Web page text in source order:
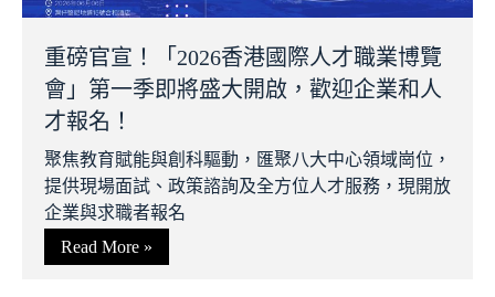
重磅官宣！「2026香港國際人才職業博覽
會」第一季即將盛大開啟，歡迎企業和人
才報名！
聚焦教育賦能與創科驅動，匯聚八大中心領域崗位，
提供現場面試、政策諮詢及全方位人才服務，現開放
企業與求職者報名
Read More »